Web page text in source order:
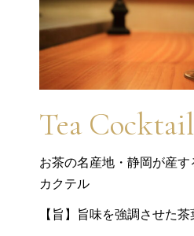
Tea Cocktail
お茶の名産地・静岡が産
カクテル
【旨】旨味を強調させた